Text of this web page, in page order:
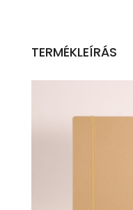
TERMÉKLEÍRÁS